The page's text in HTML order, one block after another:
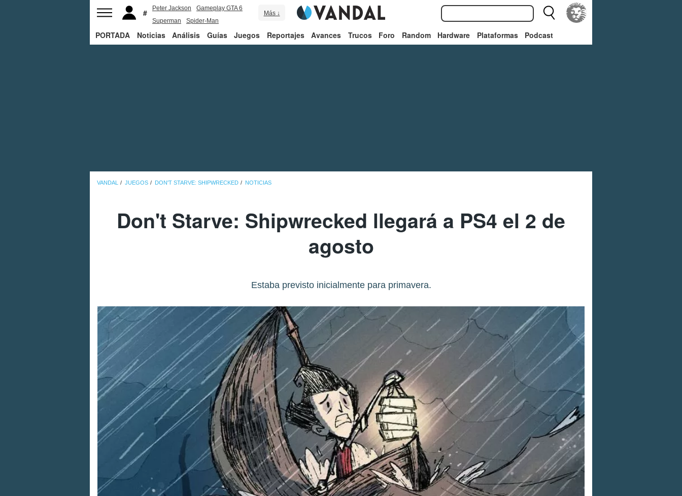
Peter Jackson
Gameplay GTA 6
Superman
Spider-Man
Más ↓
PORTADA Noticias Análisis Guías Juegos Reportajes Avances Trucos Foro Random Hardware Plataformas Podcast
VANDAL JUEGOS DON'T STARVE: SHIPWRECKED NOTICIAS
Don't Starve: Shipwrecked llegará a PS4 el 2 de
agosto
Estaba previsto inicialmente para primavera.